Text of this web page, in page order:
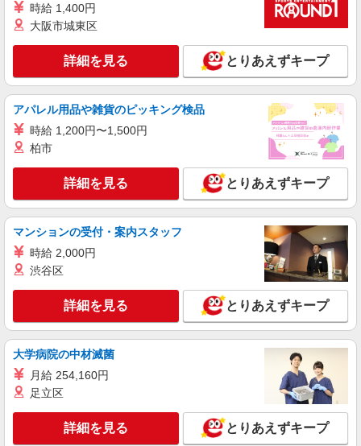
松）/26-0492225
［化粧品を作るための在庫管理のオシゴト♪］
時給1320円 【月収例】￥207,900（￥1320×7
時間30分×21日） +残業代 +交通費
静岡県掛川市／最寄駅：掛川駅、掛川市役所前
駅 ≪車通勤可≫
詳細を見る
パーソルテンプスタッフ株式会社 静岡コーディネートセンター（浜
直接雇用の実績アリ★食品会社での事務のおし
静岡県掛川市／最寄駅：愛野駅、西掛川駅
≪車通勤可≫ 敷地内（オフィスまで3分ほど）
キープ 詳細を見る
派遣社員
パーソルテンプスタッフ株式会社 静岡コーディネートセンター（浜
＜＜未経験OK＆安定業界＞＞人の暮らしを支
える仕事♪物流事務でやりがい◎
時給 1,400円
大阪市城東区
詳細を見る とりあえずキープ
アパレル用品や雑貨のピッキング検品
時給 1,200円〜1,500円
柏市
詳細を見る とりあえずキープ
マンションの受付・案内スタッフ
時給 2,000円
渋谷区
詳細を見る とりあえずキープ
大学病院の中材滅菌
月給 254,160円
足立区
詳細を見る とりあえずキープ